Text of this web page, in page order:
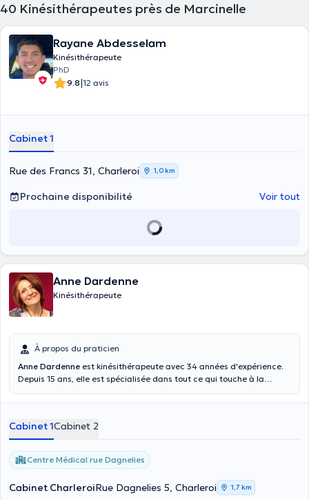
40 Kinésithérapeutes près de Marcinelle
Rayane Abdesselam
Kinésithérapeute
PhD
9.8|12 avis
Cabinet 1
Rue des Francs 31, Charleroi 1,0 km
Prochaine disponibilité Voir tout
Anne Dardenne
Kinésithérapeute
À propos du praticien
Anne Dardenne est kinésithérapeute avec 34 années d'expérience.
Depuis 15 ans, elle est spécialisée dans tout ce qui touche à la
domaine : Préparation à l’accouchement, post-partum,
rectale, thérapie manuelle spécifique et sexologie clinique. Elle est
également formée au drainage lymphatique manuel VODDER et
aux traitements post cancer du sein. Sans oublier la kiné classique :
lombalgies , traumatologie .... Dans son cabinet la santé, le bien-être
physique et mental des patientes sont ses préoccupations
principales. Enseigne la méthode Pilates .
Cabinet 1Cabinet 2
Centre Médical rue Dagnelies
Cabinet CharleroiRue Dagnelies 5, Charleroi 1,7 km